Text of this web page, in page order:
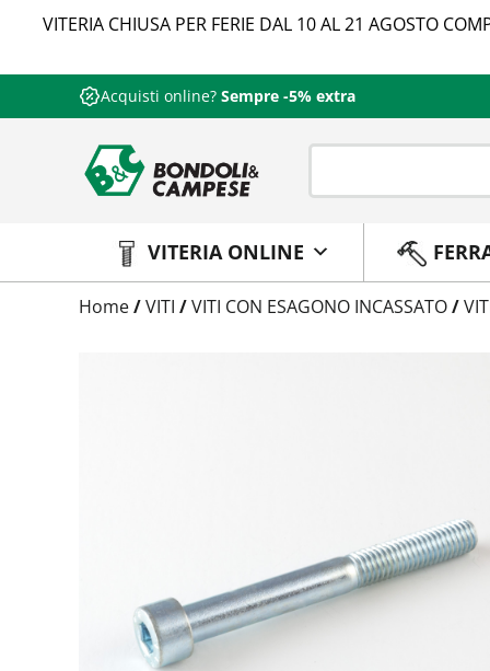
VITERIA CHIUSA PER FERIE DAL 10 AL 21 AGOSTO
Acquisti online? Sempre -5% extra
VITERIA ONLINE
TrattamentoHome/VITI /VITI CON ESAGONO INCASSATO/